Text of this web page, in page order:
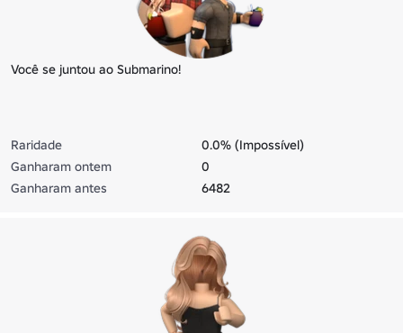
Você se juntou ao Submarino!
Raridade
0.0% (Impossível)
Ganharam ontem
0
Ganharam antes
6482